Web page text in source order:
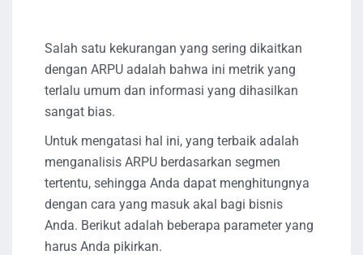
Salah satu kekurangan yang sering dikaitkan
dengan ARPU adalah bahwa ini metrik yang
terlalu umum dan informasi yang dihasilkan
sangat bias.
Untuk mengatasi hal ini, yang terbaik adalah
menganalisis ARPU berdasarkan segmen
tertentu, sehingga Anda dapat menghitungnya
dengan cara yang masuk akal bagi bisnis
Anda. Berikut adalah beberapa parameter yang
harus Anda pikirkan.